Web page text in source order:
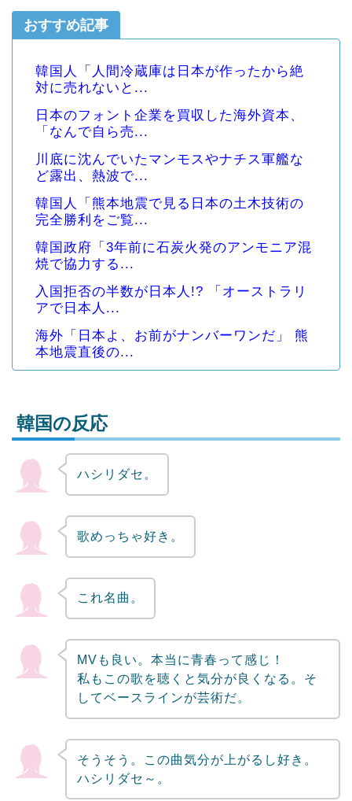
おすすめ記事
韓国人「人間冷蔵庫は日本が作ったから絶
対に売れないと...
日本のフォント企業を買収した海外資本、
「なんで自ら売...
川底に沈んでいたマンモスやナチス軍艦な
ど露出、熱波で...
韓国人「熊本地震で見る日本の土木技術の
完全勝利をご覧...
韓国政府「3年前に石炭火発のアンモニア混
焼で協力する...
入国拒否の半数が日本人!? 「オーストラリ
アで日本人...
海外「日本よ、お前がナンバーワンだ」 熊
本地震直後の...
Powered by livedoor 相互RSS
韓国の反応
ハシリダセ。
歌めっちゃ好き。
これ名曲。
MVも良い。本当に青春って感じ！
私もこの歌を聴くと気分が良くなる。そ
してベースラインが芸術だ。
そうそう。この曲気分が上がるし好き。
ハシリダセ～。